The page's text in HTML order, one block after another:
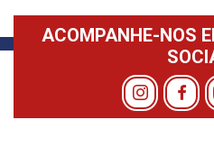
ACOMPANHE-NOS